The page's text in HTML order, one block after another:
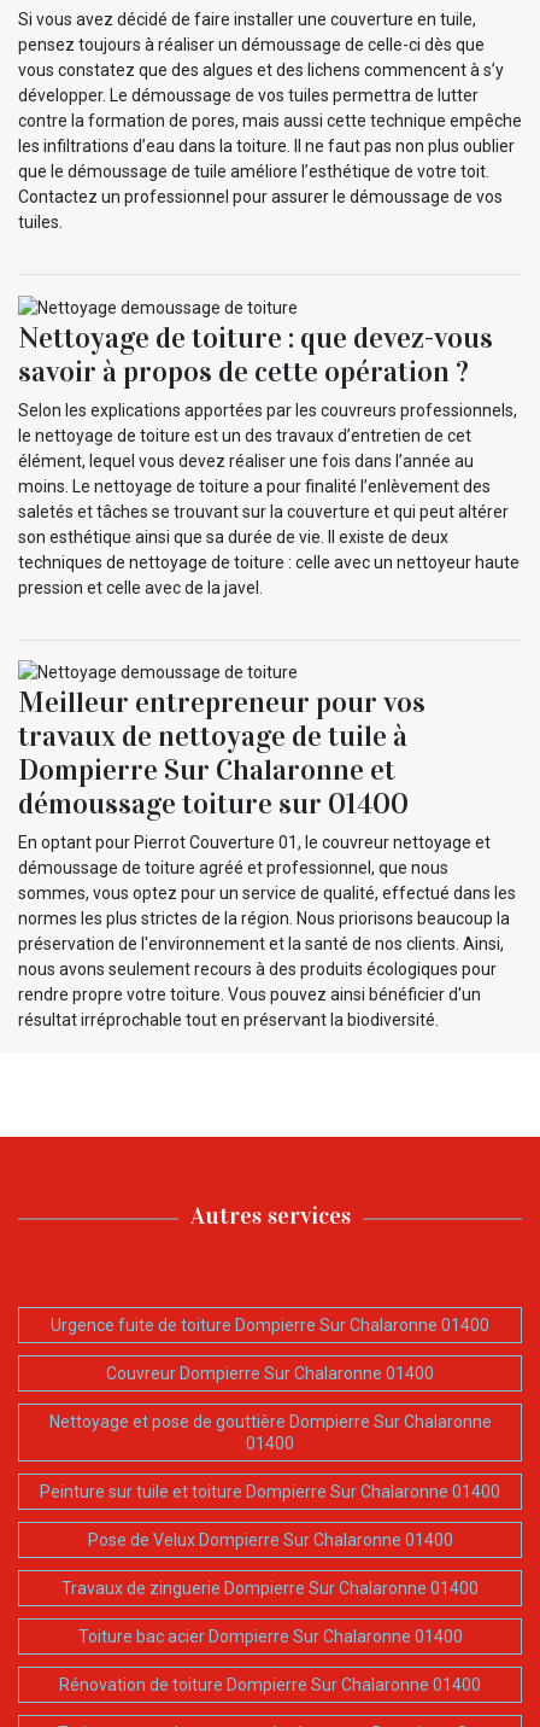
Si vous avez décidé de faire installer une couverture en tuile,
pensez toujours à réaliser un démoussage de celle-ci dès que
vous constatez que des algues et des lichens commencent à s’y
développer. Le démoussage de vos tuiles permettra de lutter
contre la formation de pores, mais aussi cette technique empêche
les infiltrations d’eau dans la toiture. Il ne faut pas non plus oublier
que le démoussage de tuile améliore l’esthétique de votre toit.
Contactez un professionnel pour assurer le démoussage de vos
tuiles.
Nettoyage de toiture : que devez-vous
savoir à propos de cette opération ?
Selon les explications apportées par les couvreurs professionnels,
le nettoyage de toiture est un des travaux d’entretien de cet
élément, lequel vous devez réaliser une fois dans l’année au
moins. Le nettoyage de toiture a pour finalité l’enlèvement des
saletés et tâches se trouvant sur la couverture et qui peut altérer
son esthétique ainsi que sa durée de vie. Il existe de deux
techniques de nettoyage de toiture : celle avec un nettoyeur haute
pression et celle avec de la javel.
Meilleur entrepreneur pour vos
travaux de nettoyage de tuile à
Dompierre Sur Chalaronne et
démoussage toiture sur 01400
En optant pour Pierrot Couverture 01, le couvreur nettoyage et
démoussage de toiture agréé et professionnel, que nous
sommes, vous optez pour un service de qualité, effectué dans les
normes les plus strictes de la région. Nous priorisons beaucoup la
préservation de l'environnement et la santé de nos clients. Ainsi,
nous avons seulement recours à des produits écologiques pour
rendre propre votre toiture. Vous pouvez ainsi bénéficier d'un
résultat irréprochable tout en préservant la biodiversité.
Autres services
Urgence fuite de toiture Dompierre Sur Chalaronne 01400
Couvreur Dompierre Sur Chalaronne 01400
Nettoyage et pose de gouttière Dompierre Sur Chalaronne
01400
Peinture sur tuile et toiture Dompierre Sur Chalaronne 01400
Pose de Velux Dompierre Sur Chalaronne 01400
Travaux de zinguerie Dompierre Sur Chalaronne 01400
Toiture bac acier Dompierre Sur Chalaronne 01400
Rénovation de toiture Dompierre Sur Chalaronne 01400